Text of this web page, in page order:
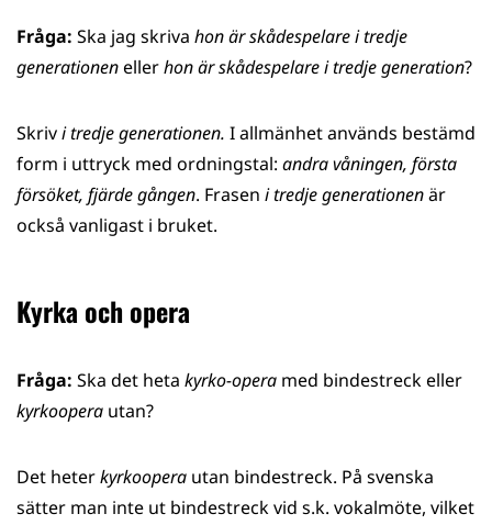
Fråga: Ska jag skriva hon är skådespelare i tredje
generationenellerhon är skådespelare i tredje generation?
Skrivi tredje generationen. I allmänhet används bestämd
form i uttryck med ordningstal: andra våningen, första
försöket, fjärde gången. Frasen i tredje generationenär
också vanligast i bruket.
Kyrka och opera
Fråga: Ska det heta kyrko-opera med bindestreck eller
kyrkoopera utan?
Det heterkyrkoopera utan bindestreck. På svenska
sätter man inte ut bindestreck vid s.k. vokalmöte, vilket